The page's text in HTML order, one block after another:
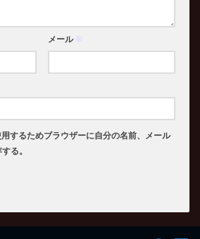
メール ※
するためブラウザーに自分の名前、メール
る。